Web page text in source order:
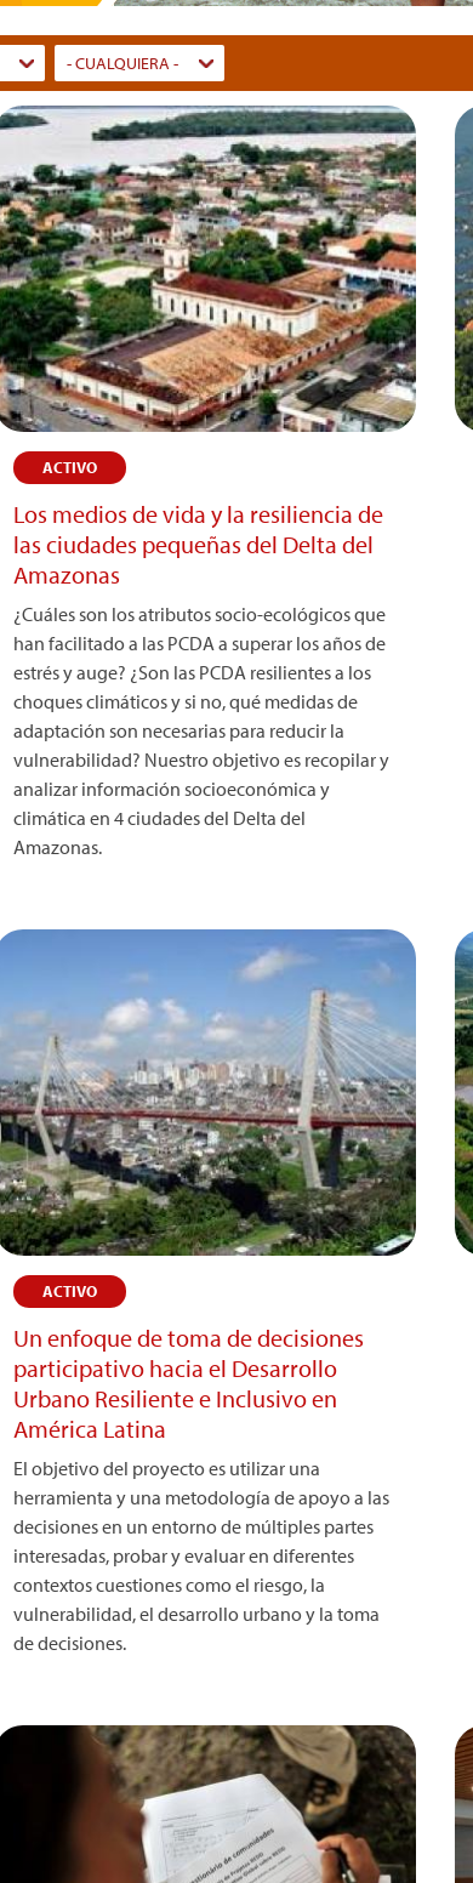
- CUALQUIERA -
Dummy
Input
ACTIVO
Los medios de vida y la resiliencia de
las ciudades pequeñas del Delta del
Amazonas
¿Cuáles son los atributos socio-ecológicos que
han facilitado a las PCDA a superar los años de
estrés y auge? ¿Son las PCDA resilientes a los
choques climáticos y si no, qué medidas de
adaptación son necesarias para reducir la
vulnerabilidad? Nuestro objetivo es recopilar y
analizar información socioeconómica y
climática en 4 ciudades del Delta del
Amazonas.
ACTIVO
Un enfoque de toma de decisiones
participativo hacia el Desarrollo
Urbano Resiliente e Inclusivo en
América Latina
El objetivo del proyecto es utilizar una
herramienta y una metodología de apoyo a las
decisiones en un entorno de múltiples partes
interesadas, probar y evaluar en diferentes
contextos cuestiones como el riesgo, la
vulnerabilidad, el desarrollo urbano y la toma
de decisiones.